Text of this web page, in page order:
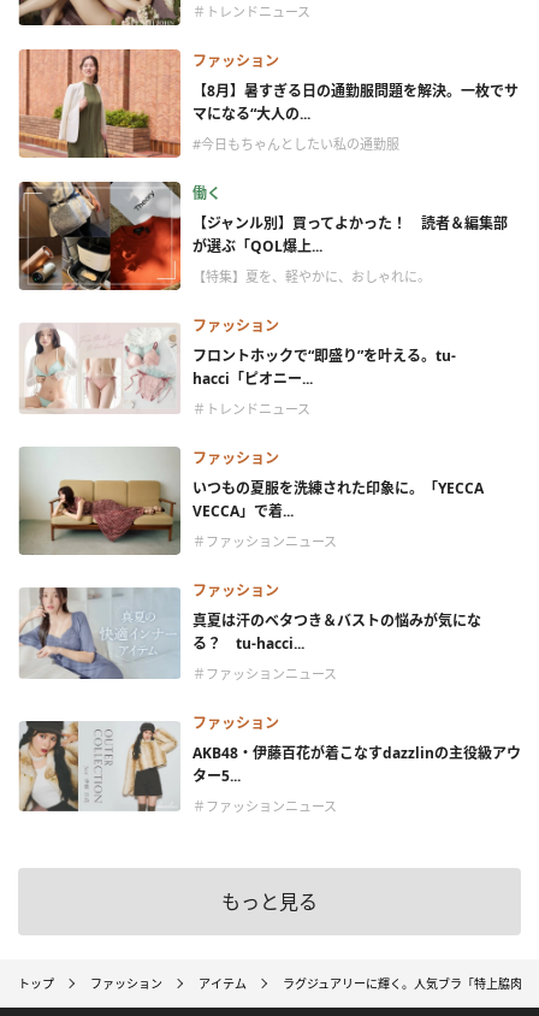
＃トレンドニュース
ファッション
【8月】暑すぎる日の通勤服問題を解決。一枚でサ
マになる“大人の...
#今日もちゃんとしたい私の通勤服
働く
【ジャンル別】買ってよかった！ 読者＆編集部
が選ぶ「QOL爆上...
【特集】夏を、軽やかに、おしゃれに。
ファッション
フロントホックで“即盛り”を叶える。tu-
hacci「ピオニー...
＃トレンドニュース
ファッション
いつもの夏服を洗練された印象に。「YECCA
VECCA」で着...
＃ファッションニュース
ファッション
真夏は汗のベタつき＆バストの悩みが気にな
る？ tu-hacci...
＃ファッションニュース
ファッション
AKB48・伊藤百花が着こなすdazzlinの主役級アウ
ター5...
＃ファッションニュース
もっと見る
トップ ファッション アイテム ラグジュアリーに輝く。人気ブラ「特上脇肉